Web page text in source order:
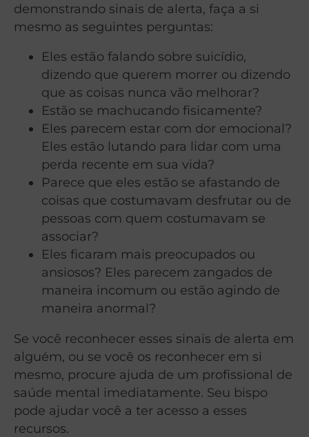
demonstrando sinais de alerta, faça a si
mesmo as seguintes perguntas:
Eles estão falando sobre suicídio,
dizendo que querem morrer ou dizendo
que as coisas nunca vão melhorar?
Estão se machucando fisicamente?
Eles parecem estar com dor emocional?
Eles estão lutando para lidar com uma
perda recente em sua vida?
Parece que eles estão se afastando de
coisas que costumavam desfrutar ou de
pessoas com quem costumavam se
associar?
Eles ficaram mais preocupados ou
ansiosos? Eles parecem zangados de
maneira incomum ou estão agindo de
maneira anormal?
Se você reconhecer esses sinais de alerta em
alguém, ou se você os reconhecer em si
mesmo, procure ajuda de um profissional de
saúde mental imediatamente. Seu bispo
pode ajudar você a ter acesso a esses
recursos.